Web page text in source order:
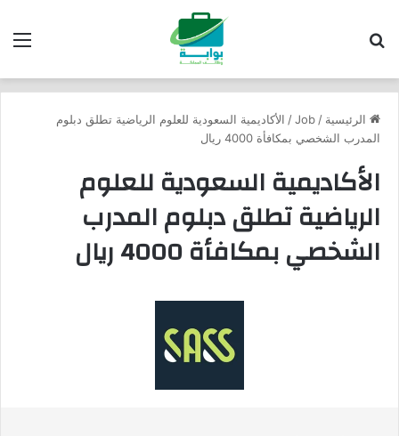
الرئيسية /
Job
/ الأكاديمية السعودية للعلوم الرياضية تطلق دبلوم
المدرب الشخصي بمكافأة 4000 ريال
الأكاديمية السعودية للعلوم
الرياضية تطلق دبلوم المدرب
الشخصي بمكافأة 4000 ريال